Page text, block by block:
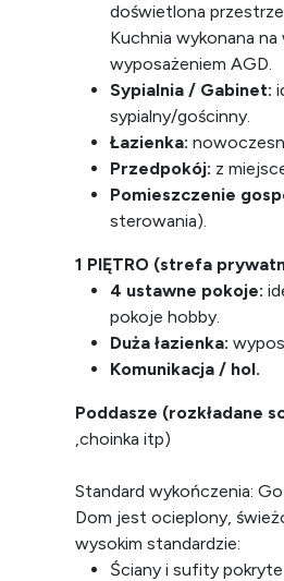
doświetlona
Kuchnia wykonana
wyposażeniem AGD.
Sypialnia / Gabinet:
sypialny/gościnny.
Łazienka:
Przedpokój: z
Pomieszczenie
sterowania).
1 PIĘTRO (strefa
4 ustawne pokoje:
pokoje hobby.
Duża łazienka:
Komunikacja / hol.
Poddasze (rozkładane
,choinka itp)
Standard wykończenia:
Dom jest ocieplony,
wysokim standardzie:
Ściany i sufity pokryte